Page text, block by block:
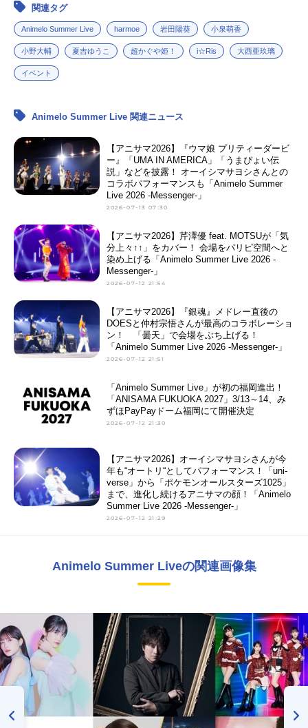
関連タグ
Animelo Summer Live harmoe 岩田陽葵 小泉萌香
小野大輔 夏吉ゆうこ 超かぐや姫！ i☆Ris 大西亜玖璃
イベント
Animelo Summer Live 関連ニュース
【アニサマ2026】『ウマ娘 プリティーダービ
ー』「UMA IN AMERICA」「うまぴょい伝
説」などを披露！ オーイシマサヨシさんとの
コラボパフォーマンスも「Animelo Summer
Live 2026 -Messenger-」
2026-07-13 07:30
【アニサマ2026】芹澤優 feat. MOTSUが「気
分上々↑↑」をカバー！ 会場をパリピ空間へと
染め上げる「Animelo Summer Live 2026 -
Messenger-」
2026-07-12 21:54
【アニサマ2026】『銀魂』メドレー直後の
DOESと仲村宗悟さんが最高のコラボレーショ
ン！ 「曇天」で会場をぶち上げる！
「Animelo Summer Live 2026 -Messenger-」
2026-07-12 21:51
「Animelo Summer Live」が初の福岡進出！
「ANISAMA FUKUOKA 2027」3/13～14、み
ずほPayPayドーム福岡にて開催決定
2026-07-12 21:30
【アニサマ2026】オーイシマサヨシさんが今
年も“オートリ“としてパフォーマンス！「uni-
verse」から「ポケモンオールスターズ1025」
まで、進化し続けるアニサマの顔！「Animelo
Summer Live 2026 -Messenger-」
2026-07-12 21:29
Animelo Summer Liveの関連画像集